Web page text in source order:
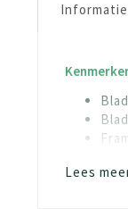
Informatie
Lees